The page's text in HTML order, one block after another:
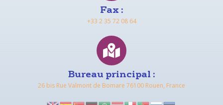
Fax :
+33 2 35 72 08 64
Bureau principal :
26 bis Rue Valmont de Bomare 76100 Rouen, France